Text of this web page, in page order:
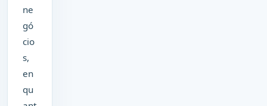
ne
gó
cio
s,
en
qu